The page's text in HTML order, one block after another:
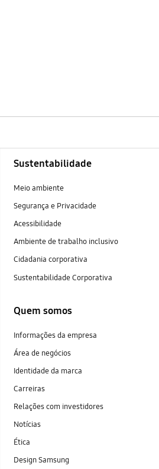
Sustentabilidade
Meio ambiente
Segurança e Privacidade
Acessibilidade
Ambiente de trabalho inclusivo
Cidadania corporativa
Sustentabilidade Corporativa
Quem somos
Informações da empresa
Área de negócios
Identidade da marca
Carreiras
Relações com investidores
Notícias
Ética
Design Samsung